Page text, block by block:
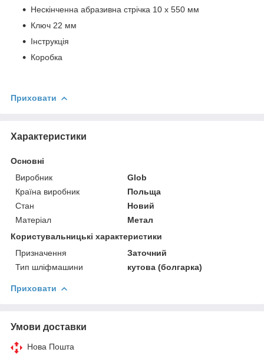
Нескінченна абразивна стрічка 10 х 550 мм
Ключ 22 мм
Інструкція
Коробка
Приховати
Характеристики
Основні
Виробник
Glob
Країна виробник
Польща
Стан
Новий
Матеріал
Метал
Користувальницькі характеристики
Призначення
Заточний
Тип шліфмашини
кутова (болгарка)
Приховати
Умови доставки
Нова Пошта